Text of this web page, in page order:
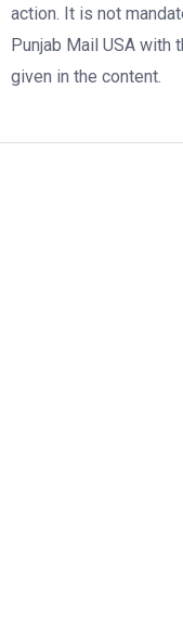
action. It is not
Punjab Mail USA with
given in the content.